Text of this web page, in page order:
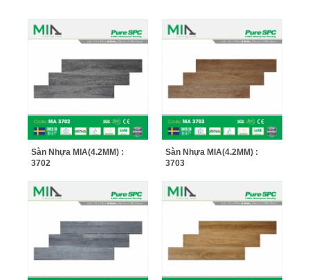
Sàn Nhựa MIA(4.2MM) :
3702
Sàn Nhựa MIA(4.2MM) :
3703